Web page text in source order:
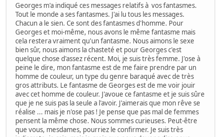
Georges m'a indiqué ces messages relatifs à vos fantasmes.
Tout le monde a ses fantasmes. J'ai lu tous les messages.
Chacun a le sien. Ce sont des fantasmes d'homme. Pour
Georges et moi-même, nous avons le même fantasme mais
cela restera vraiment qu'un fantasme. Nous aimons le sexe
bien sûr, nous aimons la chasteté et pour Georges c'est
quelque chose d'assez récent. Moi, je suis très femme. J'ose à
peine le dire, mon fantasme est de me faire prendre par un
homme de couleur, un type du genre baraqué avec de très
gros attributs. Le fantasme de Georges est de me voir jouir
avec cet homme de couleur. J'avoue ce fantasme et je suis sûre
que je ne suis pas la seule a l'avoir. J'aimerais que mon rêve se
réalise ... mais je n'ose pas ! Je pense que pas mal de femmes
pensent la même chose. Nous sommes curieuses. Peut-être
que vous, mesdames, pourriez le confirmer. Je suis très